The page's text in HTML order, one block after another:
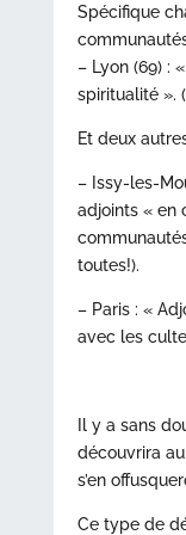
Spécifique
– Lyon (69) :
spiritualité ».
Et deux
– Issy-les-
adjoints « en
toutes!).
– Paris : «
avec les
Il y a sans
découvrira
s’en
Ce type de